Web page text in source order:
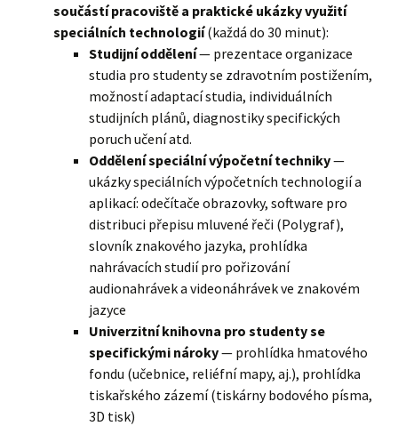
součástí pracoviště a praktické ukázky využití
speciálních technologií(každá do 30 minut):
Studijní oddělení— prezentace organizace
studia pro studenty se zdravotním postižením,
možností adaptací studia, individuálních
studijních plánů, diagnostiky specifických
poruch učení atd.
Oddělení speciální výpočetní techniky—
ukázky speciálních výpočetních technologií a
aplikací: odečítače obrazovky, software pro
distribuci přepisu mluvené řeči (Polygraf),
slovník znakového jazyka, prohlídka
nahrávacích studií pro pořizování
audionahrávek a videonáhrávek ve znakovém
jazyce
Univerzitní knihovna pro studenty se
specifickými nároky— prohlídka hmatového
fondu (učebnice, reliéfní mapy, aj.), prohlídka
tiskařského zázemí (tiskárny bodového písma,
3D tisk)